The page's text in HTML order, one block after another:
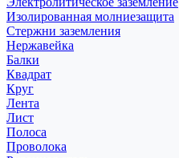
Изолированная молниезащита
Стержни заземления
Нержавейка
Балки
Квадрат
Круг
Лента
Лист
Полоса
Проволока